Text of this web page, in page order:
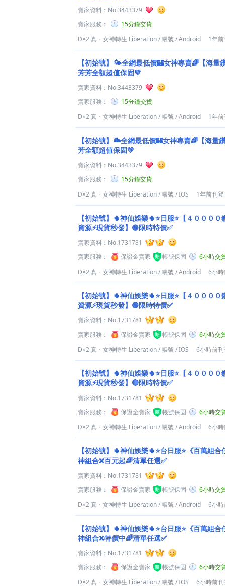
賣家資料： No.3443379
賣家服務：
15分鐘交貨
D×2 真・女神轉生 Liberation/帳號/Android 1年
【初始號】🌤️全網最低價🏰女神專賣🌈【海量
芳芳全額超值保固️💚
賣家資料： No.3443379
賣家服務：
15分鐘交貨
D×2 真・女神轉生 Liberation/帳號/Android 1年
【初始號】🌥️全網最低價🏰女神專賣🌈【海量
芳全額超值保固️💚
賣家資料： No.3443379
賣家服務：
15分鐘交貨
D×2 真・女神轉生 Liberation/帳號/IOS 1年前刊登
【初始號】🌵神仙娛樂🌵⭐日服⭐【４０００
資源⚡現貨秒發】🟢限時特價✅
賣家資料： No.1731781
賣家服務：
保證金賣家 帳號保固
6小時交
D×2 真・女神轉生 Liberation/帳號/Android 6小
【初始號】🌵神仙娛樂🌵⭐日服⭐【４０００
資源⚡現貨秒發】🟢限時特價✅
賣家資料： No.1731781
賣家服務：
保證金賣家 帳號保固
6小時交
D×2 真・女神轉生 Liberation/帳號/IOS 6小時前
【初始號】🌵神仙娛樂🌵⭐日服⭐【４０００
資源⚡現貨秒發】🔴限時特價✅
賣家資料： No.1731781
賣家服務：
保證金賣家 帳號保固
6小時交
D×2 真・女神轉生 Liberation/帳號/Android 6小
【初始號】🌵神仙娛樂🌵⭐台日服⭐《百萬組合
神組合❌百元起🌈清單任選✅
賣家資料： No.1731781
賣家服務：
保證金賣家 帳號保固
6小時交
D×2 真・女神轉生 Liberation/帳號/Android 6小
【初始號】🌵神仙娛樂🌵⭐台日服⭐《百萬組合
神組合❌特價中🌈清單任選✅
賣家資料： No.1731781
賣家服務：
保證金賣家 帳號保固
6小時交
D×2 真・女神轉生 Liberation/帳號/IOS 6小時前